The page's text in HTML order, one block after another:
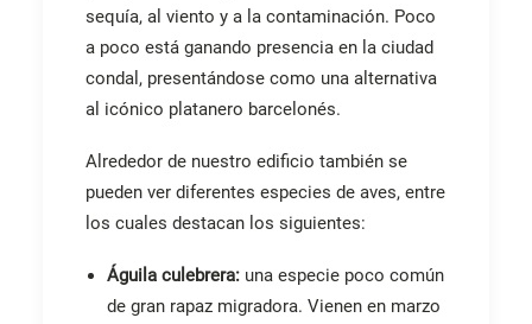
sequía, al viento y a la contaminación. Poco
a poco está ganando presencia en la ciudad
condal, presentándose como una alternativa
al icónico platanero barcelonés.
Alrededor de nuestro edificio también se
pueden ver diferentes especies de aves, entre
los cuales destacan los siguientes:
Águila culebrera: una especie poco común
de gran rapaz migradora. Vienen en marzo